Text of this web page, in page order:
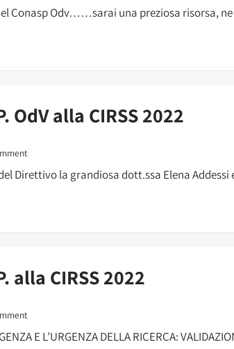
Conasp Odv……sarai una preziosa risorsa,
OdV alla CIRSS 2022
Direttivo la grandiosa dott.ssa Elena Addessi
alla CIRSS 2022
E L’URGENZA DELLA RICERCA: